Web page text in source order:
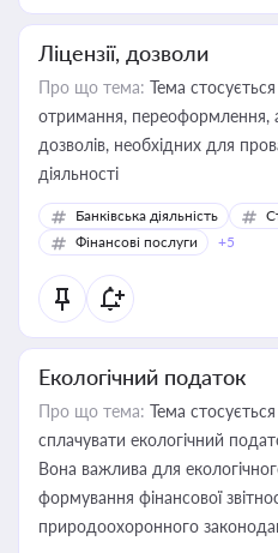
Ліцензії, дозволи
Про що тема: Тема
отримання, переоформлення,
дозволів, необхідних для
діяльності
Банківська діяльність
Фінансові послуги
+5
Екологічний податок
Про що тема: Тема
сплачувати екологічний
Вона важлива для
формування фінансової
природоохоронного